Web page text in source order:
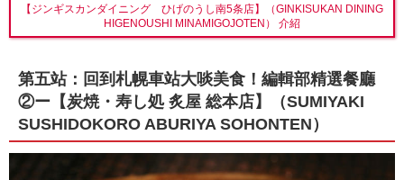
【ジンギスカンダイニング ひげのうし南5条店】（GINKISUKAN DINING
HIGENOUSHI MINAMIGOJOTEN） 介紹
第五站：回到札幌車站大啖美食！編輯部精選餐廳
②ー【炭焼・寿し処 炙屋 総本店】（SUMIYAKI
SUSHIDOKORO ABURIYA SOHONTEN）